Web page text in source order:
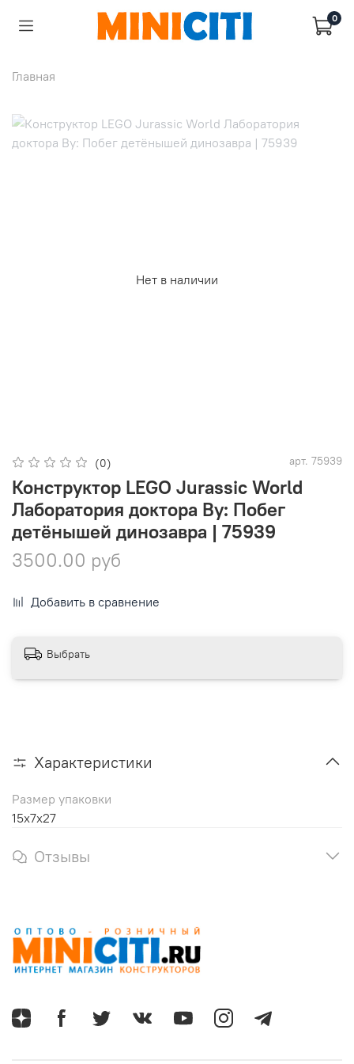
0
Главная
Нет в наличии
(0) арт. 75939
Конструктор LEGO Jurassic World
Лаборатория доктора Ву: Побег
детёнышей динозавра | 75939
3500.00 руб
Добавить в сравнение
Выбрать
Характеристики
Размер упаковки
15x7x27
Отзывы